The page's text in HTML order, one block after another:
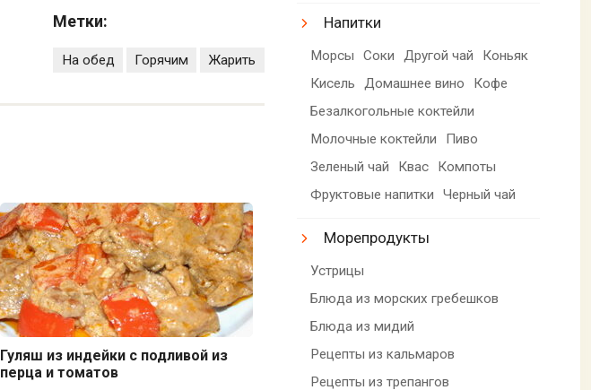
Метки:
На обед Горячим Жарить
Гуляш из индейки с подливой из
перца и томатов
Напитки
Морсы Соки Другой чай
Коньяк
Кисель
Домашнее вино
Кофе
Безалкогольные коктейли
Молочные коктейли
Пиво
Зеленый чай
Квас
Компоты
Фруктовые напитки
Черный чай
Морепродукты
Устрицы
Блюда из морских гребешков
Блюда из мидий
Рецепты из кальмаров
Рецепты из трепангов